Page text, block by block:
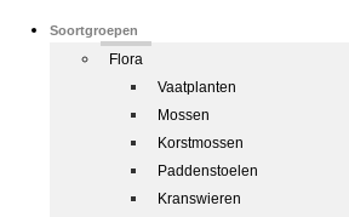
Soortgroepen
Flora
Vaatplanten
Mossen
Korstmossen
Paddenstoelen
Kranswieren